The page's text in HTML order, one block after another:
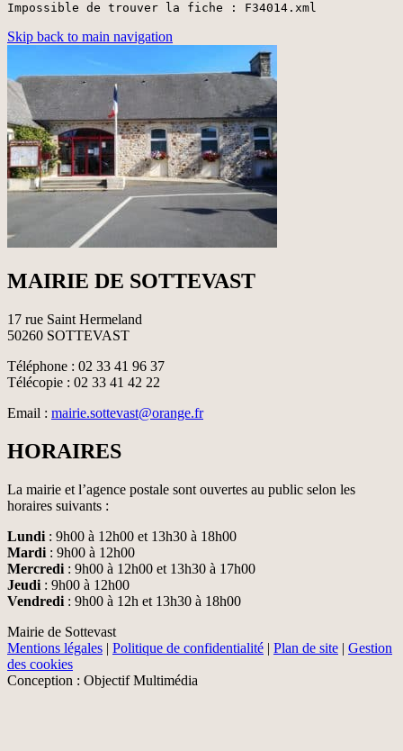
Impossible de trouver la fiche : F34014.xml
Skip back to main navigation
MAIRIE DE SOTTEVAST
17 rue Saint Hermeland
50260 SOTTEVAST
Téléphone : 02 33 41 96 37
Télécopie : 02 33 41 42 22
Email : mairie.sottevast@orange.fr
HORAIRES
La mairie et l’agence postale sont ouvertes au public selon les
horaires suivants :
Lundi : 9h00 à 12h00 et 13h30 à 18h00
Mardi : 9h00 à 12h00
Mercredi : 9h00 à 12h00 et 13h30 à 17h00
Jeudi : 9h00 à 12h00
Vendredi : 9h00 à 12h et 13h30 à 18h00
Mairie de Sottevast
Mentions légales | Politique de confidentialité | Plan de site | Gestion
des cookies
Conception : Objectif Multimédia